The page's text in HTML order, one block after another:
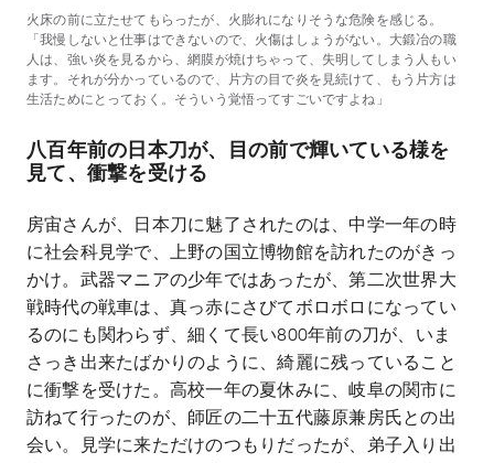
火床の前に立たせてもらったが、火膨れになりそうな危険を感じる。
「我慢しないと仕事はできないので、火傷はしょうがない。大鍛冶の職
人は、強い炎を見るから、網膜が焼けちゃって、失明してしまう人もい
ます。それが分かっているので、片方の目で炎を見続けて、もう片方は
生活ためにとっておく。そういう覚悟ってすごいですよね」
八百年前の日本刀が、目の前で輝いている様を
見て、衝撃を受ける
房宙さんが、日本刀に魅了されたのは、中学一年の時
に社会科見学で、上野の国立博物館を訪れたのがきっ
かけ。武器マニアの少年ではあったが、第二次世界大
戦時代の戦車は、真っ赤にさびてボロボロになってい
るのにも関わらず、細くて長い800年前の刀が、いま
さっき出来たばかりのように、綺麗に残っていること
に衝撃を受けた。高校一年の夏休みに、岐阜の関市に
訪ねて行ったのが、師匠の二十五代藤原兼房氏との出
会い。見学に来ただけのつもりだったが、弟子入り出